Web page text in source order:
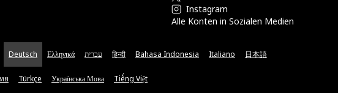
Instagram
Alle Konten in Sozialen Medien
Deutsch Ελληνικά עברית हिन्दी Bahasa Indonesia Italiano 日本語
ย Türkçe Українська Мова Tiếng Việt